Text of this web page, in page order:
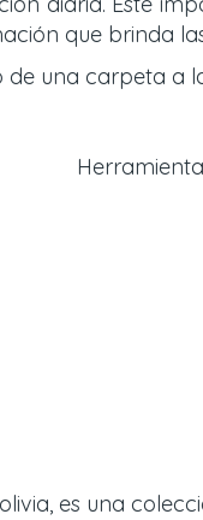
que brinda
de una carpeta a
es una